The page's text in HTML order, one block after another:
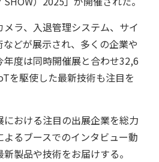
ラ、入退管理システム、サイ
どが展示され、多くの企業や
度は同時開催展と合わせ32,6
を駆使した最新技術も注目を
おける注目の出展企業を総力
るブースでのインタビュー動
製品や技術をお届けする。